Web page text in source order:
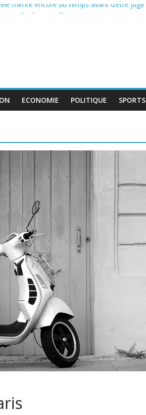
mérite encore du temps avant d’être jugé
ECONOMIE POLITIQUE SPORTS